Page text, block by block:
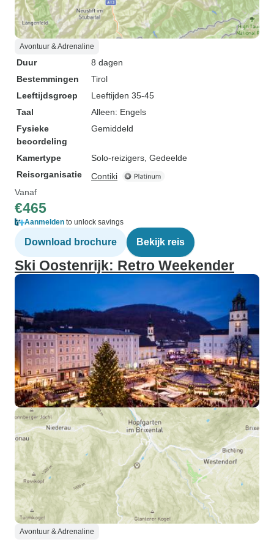
Avontuur & Adrenaline
Duur
8 dagen
Bestemmingen
Tirol
Leeftijdsgroep
Leeftijden 35-45
Taal
Alleen: Engels
Fysieke
beoordeling
Gemiddeld
Kamertype
Solo-reizigers, Gedeelde
Reisorganisatie
Contiki
Vanaf
€465
Aanmelden to unlock savings
Download brochure Bekijk reis
Ski Oostenrijk: Retro Weekender
Avontuur & Adrenaline